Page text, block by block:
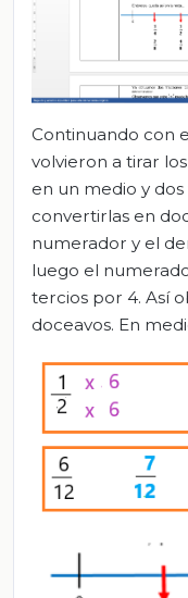
Continuando con
volvieron a tirar
en un medio y
convertirlas en
numerador y el
luego el
tercios por 4. Así
doceavos. En